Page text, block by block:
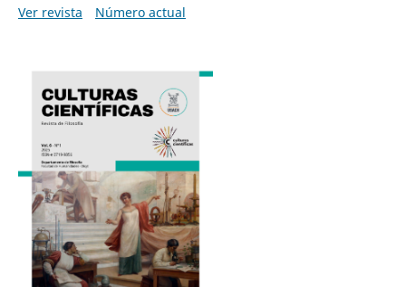
Ver revista
Número actual